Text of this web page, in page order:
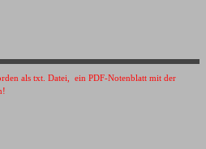
als txt. Datei, ein PDF-Notenblatt mit der